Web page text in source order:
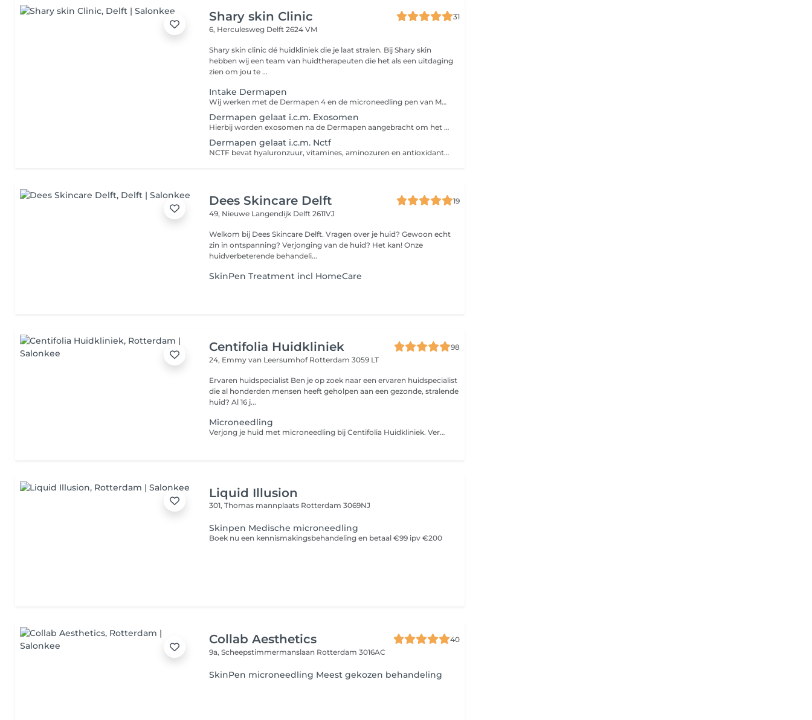
Shary skin Clinic
31
6, Herculesweg Delft 2624 VM
Shary skin clinic dé huidkliniek die je laat stralen. Bij Shary skin
hebben wij een team van huidtherapeuten die het als een uitdaging
zien om jou te ...
Intake Dermapen
Wij werken met de Dermapen 4 en de microneedling pen van Meditopics. Dit kunt u ook los inboeken.
Dermapen gelaat i.c.m. Exosomen
Hierbij worden exosomen na de Dermapen aangebracht om het huidherstel te ondersteunen en de huidvernieuwing te stimuleren. Exosomen bevatten groeifactoren en signaalstoffen die de huid helpen bij herstel, collageenaanmaak en verbetering van de huidstructuur. Ideaal voor een doffere huid, fijne lijntjes, littekens en een egalere, stralende teint.
Dermapen gelaat i.c.m. Nctf
NCTF bevat hyaluronzuur, vitamines, aminozuren en antioxidanten die de huid intens hydrateren, de huidkwaliteit verbeteren en fijne lijntjes en een doffe teint helpen verminderen.
Dees Skincare Delft
19
49, Nieuwe Langendijk Delft 2611VJ
Welkom bij Dees Skincare Delft. Vragen over je huid? Gewoon echt
zin in ontspanning? Verjonging van de huid? Het kan! Onze
huidverbeterende behandeli...
SkinPen Treatment incl HomeCare
Centifolia Huidkliniek
98
24, Emmy van Leersumhof Rotterdam 3059 LT
Ervaren huidspecialist Ben je op zoek naar een ervaren huidspecialist
die al honderden mensen heeft geholpen aan een gezonde, stralende
huid? Al 16 j...
Microneedling
Verjong je huid met microneedling bij Centifolia Huidkliniek. Verminder rimpels, littekens en poriën en ervaar een egalere huid, met een minimale hersteltijd. Heb jij last van een doffe teint, fijne lijntjes, littekens of een onregelmatige huidstructuur? Dan kan microneedling een oplossing zijn. Microneedling is een effectieve huidverbeterende behandeling waarbij met een gecontroleerd apparaat op hoge snelheid met minuscule naaldjes kleine kanaaltjes in de huid worden gemaakt. Hierdoor treedt celvernieuwing op en wordt de huid gestimuleerd om collageen en elastine aan te maken. Het resultaat: een stevigere, gladdere en egalere huid. Onze microneedling behandeling begint altijd met een grondige huidanalyse door onze ervaren specialist. Zo bepalen we precies wat jouw huid nodig heeft. Tijdens de behandeling wordt de huid eerst gereinigd, oneffenheden worden verwijderd, de huid wordt gedesinfecteerd. Daarna maken we gecontroleerde microperforaties in de huid. We verdelen de huid in zones en passen de naalddiepte per gebied aan. Dit gebeurt met horizontale, verticale en diagonale bewegingen, waardoor de huid overal gelijkmatig behandeld wordt. Vaak voelt dit als een licht prikkelend of schurend gevoel, maar verdoving is meestal niet nodig. Het serum en de tussenstof wordt na het microneedling ingemasseerd om de doorbloeding nog beter te stimuleren. Als laatste ga je onder ledlamp.
Liquid Illusion
301, Thomas mannplaats Rotterdam 3069NJ
Skinpen Medische microneedling
Boek nu een kennismakingsbehandeling en betaal €99 ipv €200
Collab Aesthetics
40
9a, Scheepstimmermanslaan Rotterdam 3016AC
SkinPen microneedling Meest gekozen behandeling